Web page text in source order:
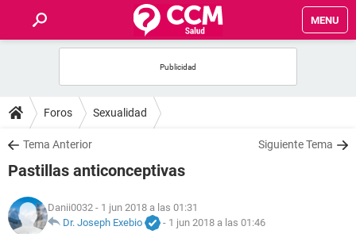
MENU
FOROS
SALUD
NUTRICIÓN
Foros Sexualidad
Tema Anterior Siguiente Tema
Pastillas anticonceptivas
Danii0032 - 1 jun 2018 a las 01:31
Dr. Joseph Exebio
- 1 jun 2018 a las 01:46